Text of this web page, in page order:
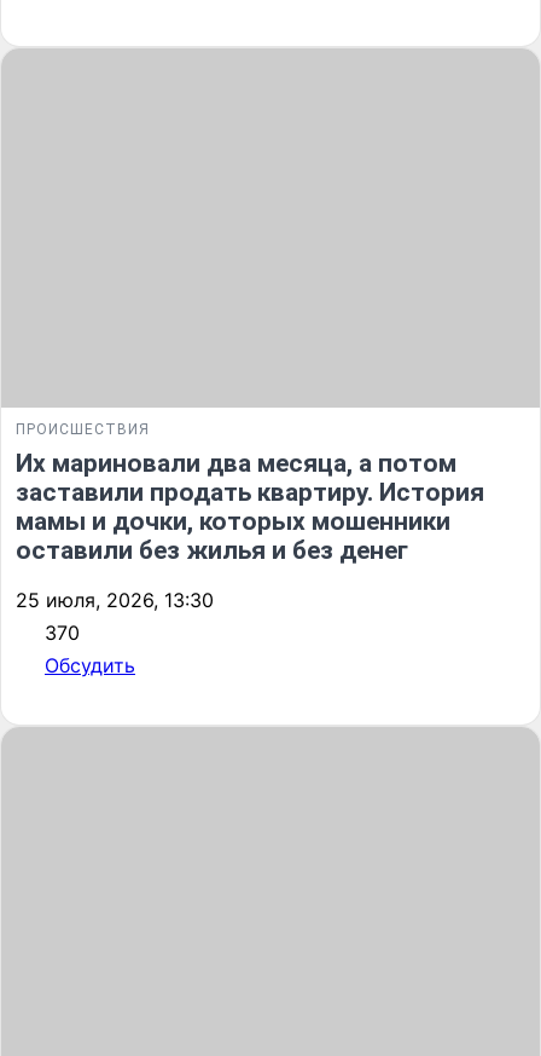
ПРОИСШЕСТВИЯ
Их мариновали два месяца, а потом
заставили продать квартиру. История
мамы и дочки, которых мошенники
оставили без жилья и без денег
25 июля, 2026, 13:30
370
Обсудить